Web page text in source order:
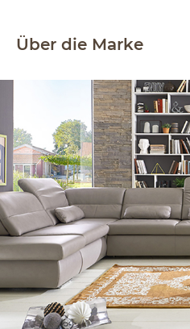
Über die Marke